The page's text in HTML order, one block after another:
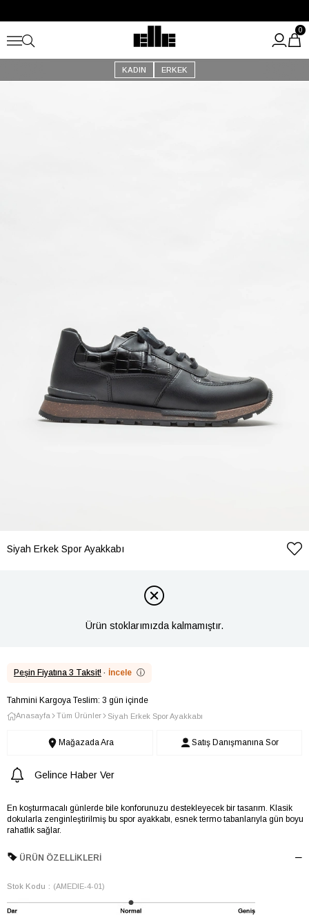
Kargo Ücretsiz!
KADIN ERKEK
0
Siyah Erkek Spor Ayakkabı
Ürün stoklarımızda kalmamıştır.
Peşin Fiyatına 3 Taksit! · İncele ⓘ
Tahmini Kargoya Teslim: 3 gün içinde
Anasayfa Tüm Ürünler Siyah Erkek Spor Ayakkabı
Mağazada Ara Satış Danışmanına Sor
Gelince Haber Ver
En koşturmacalı günlerde bile konforunuzu destekleyecek bir tasarım. Klasik
dokularla zenginleştirilmiş bu spor ayakkabı, esnek termo tabanlarıyla gün boyu
rahatlık sağlar.
ÜRÜN ÖZELLIKLERI
Stok Kodu (AMEDIE-4-01)